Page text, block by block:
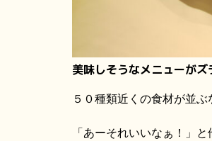
美味しそうなメニューが
５０種類近くの食材が並
「あーそれいいなぁ！」